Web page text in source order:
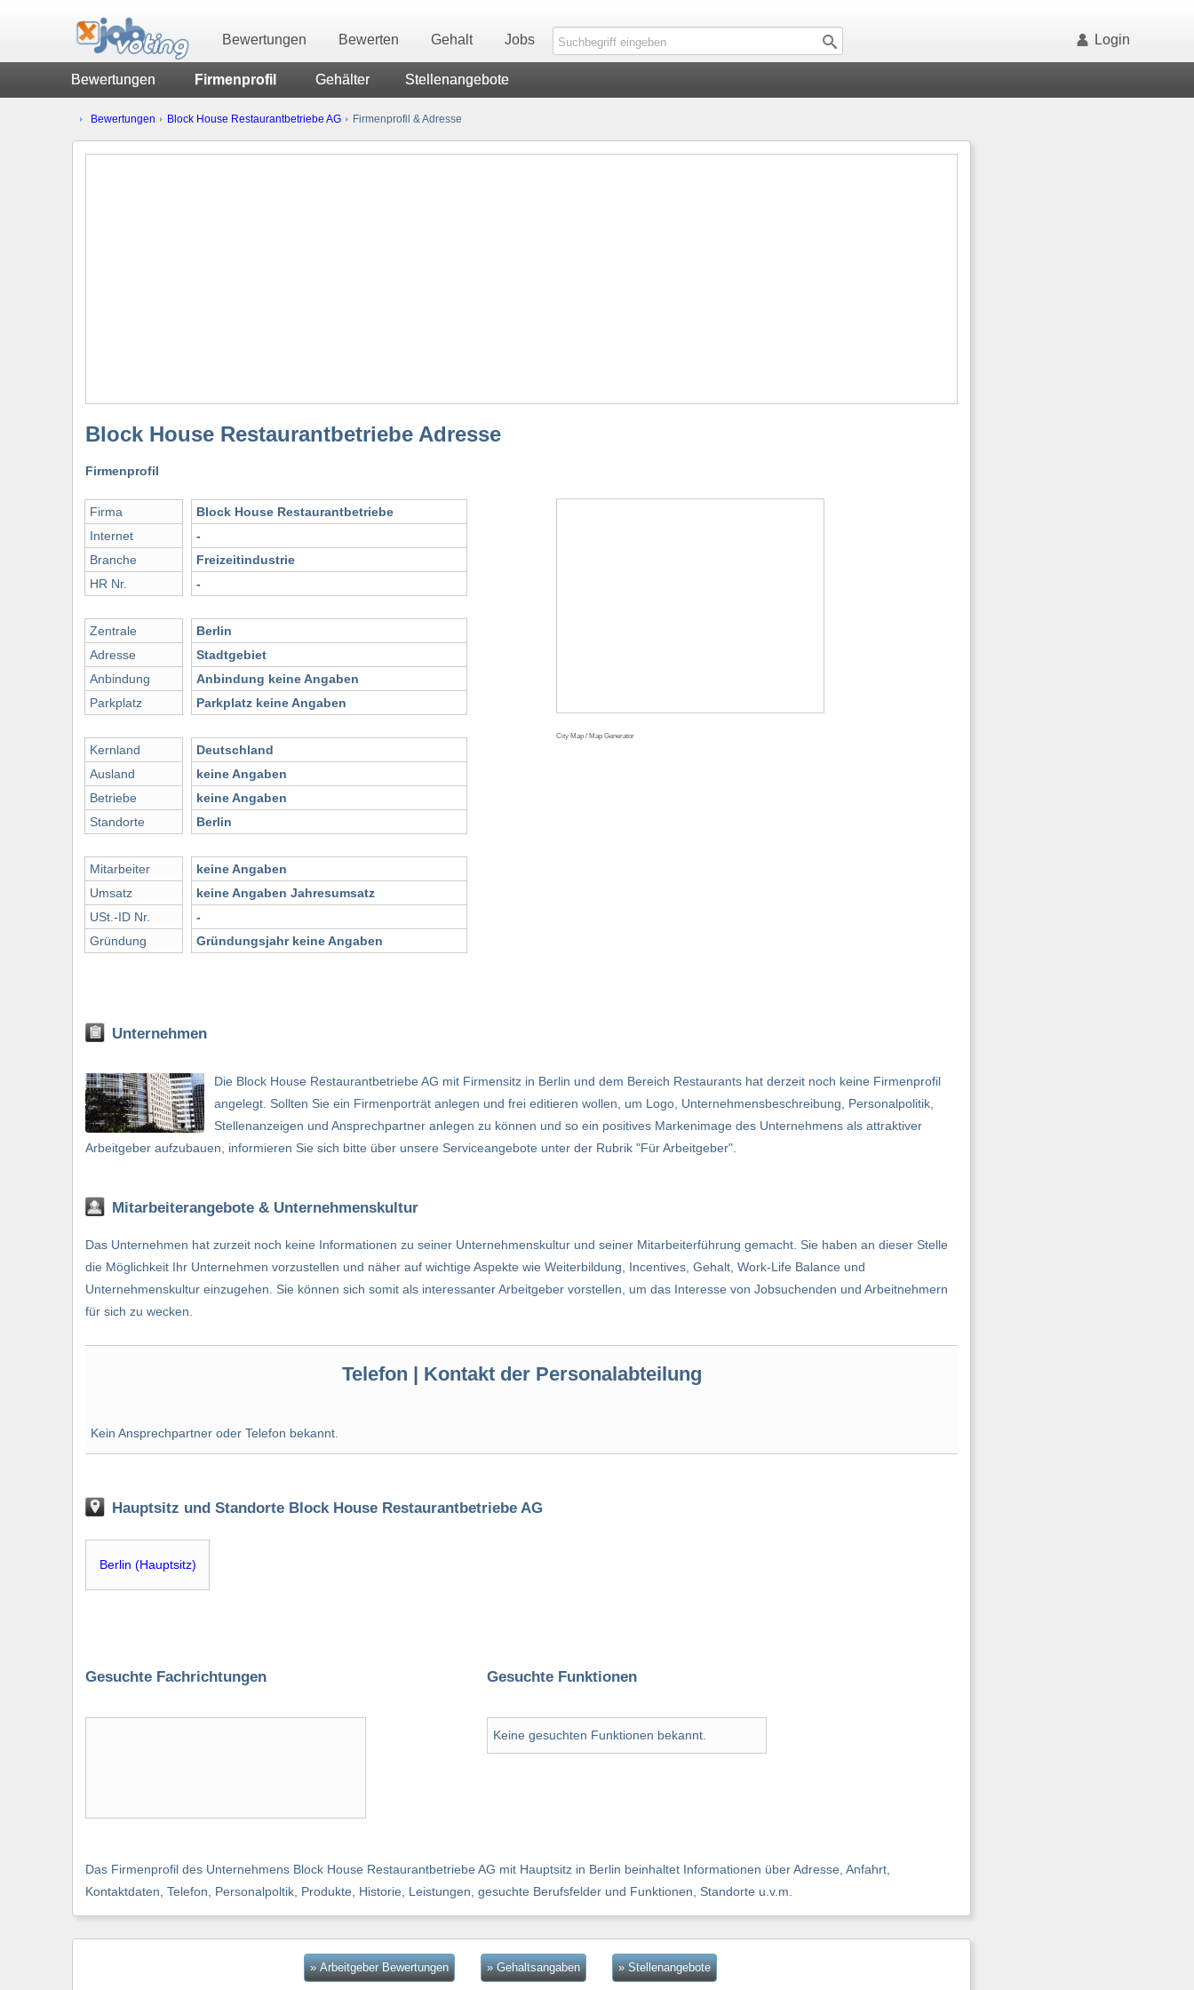
Bewertungen Bewerten Gehalt Jobs Login
Bewertungen Firmenprofil Gehälter Stellenangebote
Bewertungen Block House Restaurantbetriebe AG Firmenprofil & Adresse
Block House Restaurantbetriebe Adresse
Firmenprofil
Firma
Internet
Branche
HR Nr.
Zentrale
Adresse
Anbindung
Parkplatz
Kernland
Ausland
Betriebe
Standorte
Mitarbeiter
Umsatz
USt.-ID Nr.
Gründung
Block House Restaurantbetriebe
-
Freizeitindustrie
-
Berlin
Stadtgebiet
Anbindung keine Angaben
Parkplatz keine Angaben
Deutschland
keine Angaben
keine Angaben
Berlin
keine Angaben
keine Angaben Jahresumsatz
-
Gründungsjahr keine Angaben
City Map / Map Generator
Unternehmen
Die Block House Restaurantbetriebe AG mit Firmensitz in Berlin und dem Bereich Restaurants hat derzeit noch keine Firmenprofil
angelegt. Sollten Sie ein Firmenporträt anlegen und frei editieren wollen, um Logo, Unternehmensbeschreibung, Personalpolitik,
Stellenanzeigen und Ansprechpartner anlegen zu können und so ein positives Markenimage des Unternehmens als attraktiver
Arbeitgeber aufzubauen, informieren Sie sich bitte über unsere Serviceangebote unter der Rubrik "Für Arbeitgeber".
Mitarbeiterangebote & Unternehmenskultur
Das Unternehmen hat zurzeit noch keine Informationen zu seiner Unternehmenskultur und seiner Mitarbeiterführung gemacht. Sie haben an dieser Stelle
die Möglichkeit Ihr Unternehmen vorzustellen und näher auf wichtige Aspekte wie Weiterbildung, Incentives, Gehalt, Work-Life Balance und
Unternehmenskultur einzugehen. Sie können sich somit als interessanter Arbeitgeber vorstellen, um das Interesse von Jobsuchenden und Arbeitnehmern
für sich zu wecken.
Telefon | Kontakt der Personalabteilung
Kein Ansprechpartner oder Telefon bekannt.
Hauptsitz und Standorte Block House Restaurantbetriebe AG
Berlin (Hauptsitz)
Gesuchte Fachrichtungen Gesuchte Funktionen
Keine gesuchten Funktionen bekannt.
Das Firmenprofil des Unternehmens Block House Restaurantbetriebe AG mit Hauptsitz in Berlin beinhaltet Informationen über Adresse, Anfahrt,
Kontaktdaten, Telefon, Personalpoltik, Produkte, Historie, Leistungen, gesuchte Berufsfelder und Funktionen, Standorte u.v.m.
» Arbeitgeber Bewertungen » Gehaltsangaben » Stellenangebote